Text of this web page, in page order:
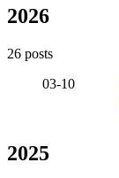
2026
26 posts
03-10
2025